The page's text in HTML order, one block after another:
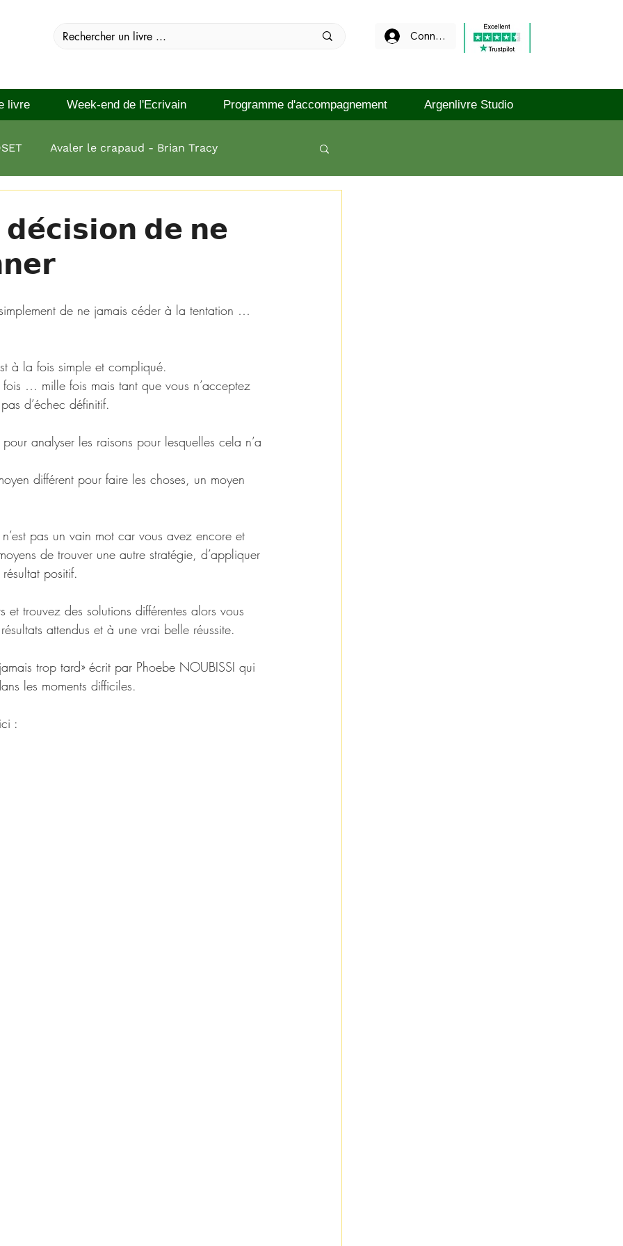
Connexion
livre Week-end de l'Ecrivain Programme d'accompagnement Argenlivre Studio
Avaler le crapaud - Brian Tracy
𝗱𝗲 𝗻𝗲
de ne jamais céder à la tentation …
à la fois simple et compliqué.
… mille fois mais tant que vous n’acceptez
d’échec définitif.
analyser les raisons pour lesquelles cela n’a
différent pour faire les choses, un moyen
pas un vain mot car vous avez encore et
de trouver une autre stratégie, d’appliquer
positif.
et trouvez des solutions différentes alors vous
attendus et à une vrai belle réussite.
trop tard» écrit par Phoebe NOUBISSI qui
les moments difficiles.
: